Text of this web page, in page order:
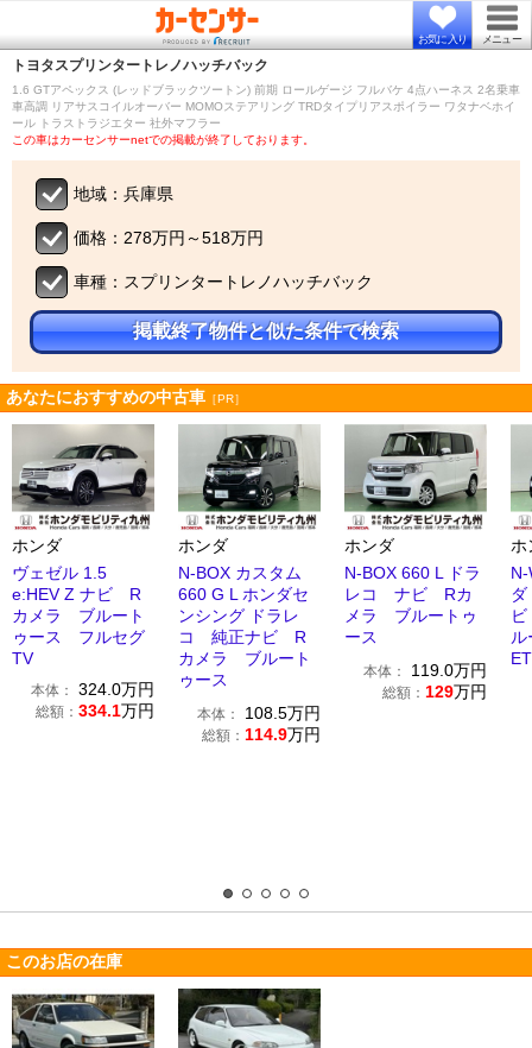
お気に入り メニュー
トヨタスプリンタートレノハッチバック
1.6 GTアペックス (レッドブラックツートン) 前期 ロールゲージ フルバケ 4点ハーネス 2名乗車
車高調 リアサスコイルオーバー MOMOステアリング TRDタイプリアスポイラー ワタナベホイ
ール トラストラジエター 社外マフラー
この車はカーセンサーnetでの掲載が終了しております。
地域：兵庫県
価格：278万円～518万円
車種：スプリンタートレノハッチバック
掲載終了物件と似た条件で検索
あなたにおすすめの中古車 ［PR］
ホンダ
ヴェゼル 1.5
e:HEV Z ナビ R
カメラ ブルート
ゥース フルセグ
TV
本体： 324.0万円
総額： 334.1万円
ホンダ
N-BOX カスタム
660 G L ホンダセ
ンシング ドラレ
コ 純正ナビ R
カメラ ブルート
ゥース
本体： 108.5万円
総額： 114.9万円
ホンダ
N-BOX 660 L ドラ
レコ ナビ Rカ
メラ ブルートゥ
ース
本体： 119.0万円
総額： 129万円
ホ
このお店の在庫